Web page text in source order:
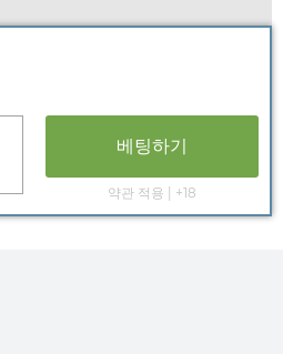
베팅하기
약관 적용 | +18